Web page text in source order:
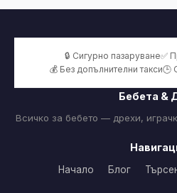
🔒 Сигурно пазаруване✅
💰 Без допълнителни такси🕒
Бебета &
Всичко за бебето — дрехи,
Начало Блог